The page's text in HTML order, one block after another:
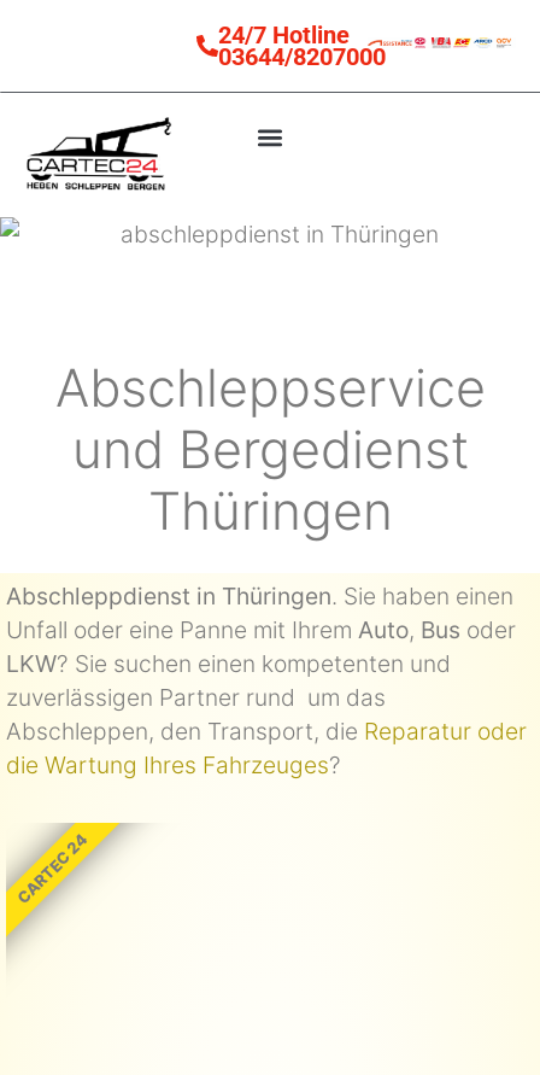
24/7 Hotline
03644/8207000
Abschleppservice
und Bergedienst
Thüringen
Abschleppdienst in Thüringen. Sie haben einen
Unfall oder eine Panne mit Ihrem Auto, Bus oder
LKW? Sie suchen einen kompetenten und
zuverlässigen Partner rund um das
Abschleppen, den Transport, die Reparatur oder
die Wartung Ihres Fahrzeuges?
CARTEC 24